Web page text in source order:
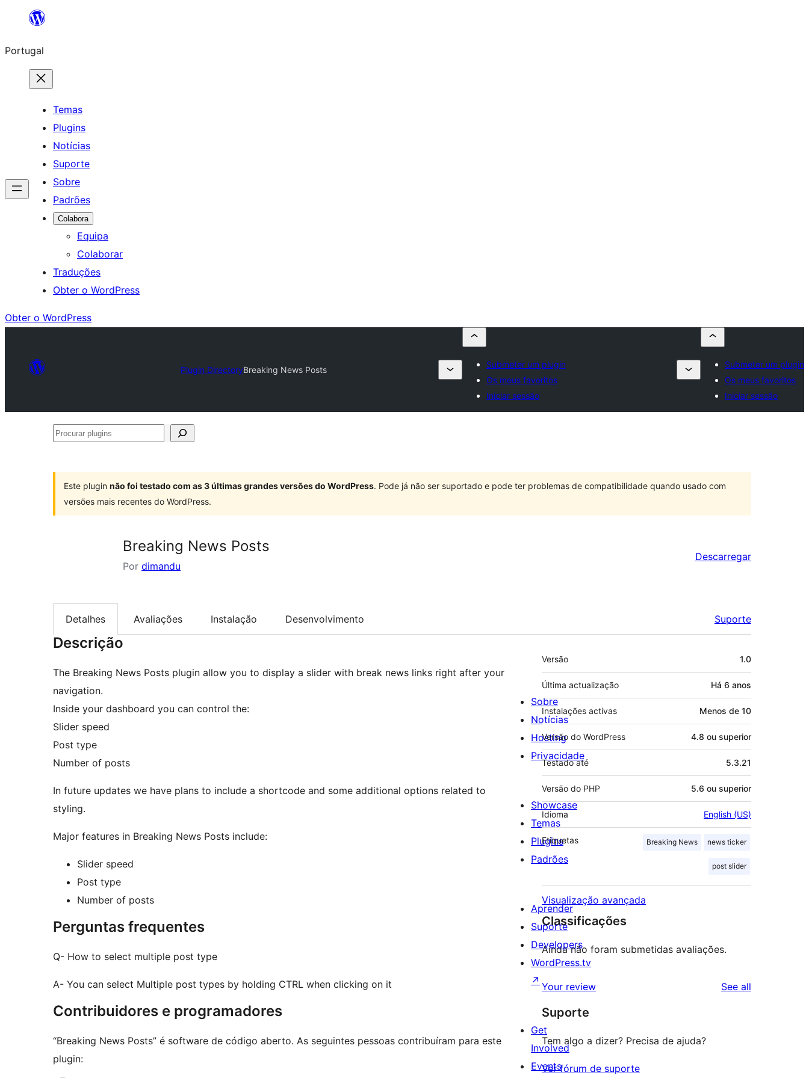
Saltar
o
conteúdo
Portugal
Temas
Plugins
Notícias
Suporte
Sobre
Padrões
Colabora
Equipa
Colaborar
Traduções
Obter o WordPress
Obter o WordPress
Plugin DirectoryBreaking News Posts
Submeter um plugin
Os meus favoritos
Iniciar sessão
Submeter um plugin
Os meus favoritos
Iniciar sessão
Procurar
Este plugin não foi testado com as 3 últimas grandes versões do WordPress. Pode já não ser suportado e pode ter problemas de compatibilidade quando usado com
versões mais recentes do WordPress.
Breaking News Posts
Por dimandu
Descarregar
Detalhes Avaliações Instalação Desenvolvimento Suporte
Descrição
The Breaking News Posts plugin allow you to display a slider with break news links right after your
navigation.
Inside your dashboard you can control the:
Slider speed
Post type
Number of posts
In future updates we have plans to include a shortcode and some additional options related to
styling.
Major features in Breaking News Posts include:
Slider speed
Post type
Number of posts
Perguntas frequentes
Q- How to select multiple post type
A- You can select Multiple post types by holding CTRL when clicking on it
Contribuidores e programadores
“Breaking News Posts” é software de código aberto. As seguintes pessoas contribuíram para este
plugin:
Metadados
Versão 1.0
Última actualização Há 6 anos
Instalações activas Menos de 10
Versão do WordPress 4.8 ou superior
Testado até 5.3.21
Versão do PHP 5.6 ou superior
Idioma English (US)
Etiquetas Breaking News news ticker
post slider
Visualização avançada
Classificações
Ainda não foram submetidas avaliações.
Your review See all
Suporte
Tem algo a dizer? Precisa de ajuda?
Ver fórum de suporte
Sobre
Notícias
Hosting
Privacidade
Showcase
Temas
Plugins
Padrões
Aprender
Suporte
Developers
WordPress.tv
↗
Get
Involved
Events